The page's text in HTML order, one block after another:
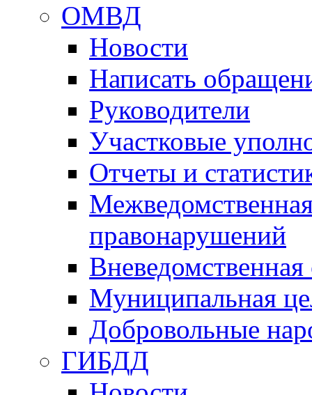
ОМВД
Новости
Написать
Руководители
Участковые
Отчеты и
правонарушений
Вневедомственная
Муниципальная
Добровольные
ГИБДД